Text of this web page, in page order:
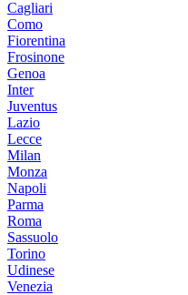
Cagliari
Como
Fiorentina
Frosinone
Genoa
Inter
Juventus
Lazio
Lecce
Milan
Monza
Napoli
Parma
Roma
Sassuolo
Torino
Udinese
Venezia